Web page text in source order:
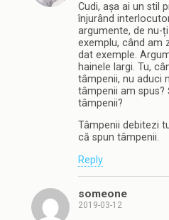
Cudi, așa ai un stil
înjurând
argumente, de nu-
exemplu, când am
dat exemple.
hainele largi. Tu,
tâmpenii, nu aduci
tâmpenii am spus?
tâmpenii?
Tâmpenii debitezi
că spun tâmpenii.
Reply
someone
2019-03-12